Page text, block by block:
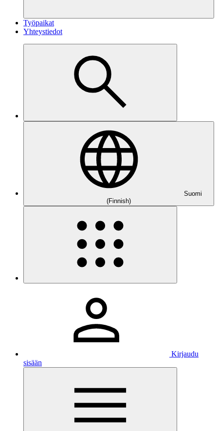
Työpaikat
Yhteystiedot
Suomi
(Finnish)
Kirjaudu
sisään